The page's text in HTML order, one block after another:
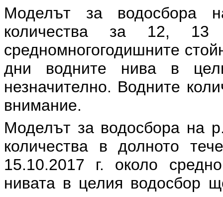
Моделът за водосбора
количества за 12,
средномногогодишните
дни водните нива в
незначително. Водните
внимание.
Моделът за водосбора на
количества в долното
15.10.2017 г. около
нивата в целия водосбор